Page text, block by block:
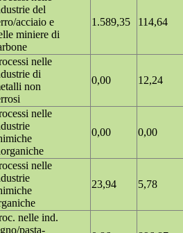
del
acciaio e
miniere di
1.589,35 114,64
nelle
di
non
0,00 12,24
nelle
0,00 0,00
nelle
23,94 5,78
nelle ind.
pasta-